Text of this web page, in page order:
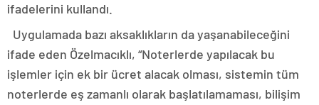
ifadelerini kullandı.
Uygulamada bazı aksaklıkların da yaşanabileceğini
ifade eden Özelmacıklı, “Noterlerde yapılacak bu
işlemler için ek bir ücret alacak olması, sistemin tüm
noterlerde eş zamanlı olarak başlatılamaması, bilişim